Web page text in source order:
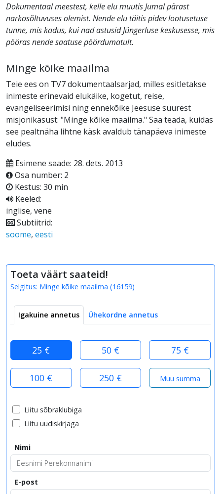
Dokumentaal meestest, kelle elu muutis Jumal pärast
narkosõltuvuses olemist. Nende elu täitis pidev lootusetuse
tunne, mis kadus, kui nad astusid Jüngerluse keskusesse, mis
pööras nende saatuse pöördumatult.
Minge kõike maailma
Teie ees on TV7 dokumentaalsarjad, milles esitletakse
inimeste erinevaid elukäike, kogetut, reise,
evangeliseerimisi ning ennekõike Jeesuse suurest
misjonikäsust: "Minge kõike maailma." Saa teada, kuidas
see pealtnäha lihtne käsk avaldub tänapäeva inimeste
eludes.
Esimene saade: 28. dets. 2013
Osa number: 2
Kestus: 30 min
Keeled:
inglise, vene
Subtiitrid:
soome, eesti
Toeta väärt saateid!
Selgitus: Minge kõike maailma (16159)
Igakuine annetus Ühekordne annetus
25 € 50 € 75 €
100 € 250 €
Liitu sõbraklubiga
Liitu uudiskirjaga
Nimi
E-post